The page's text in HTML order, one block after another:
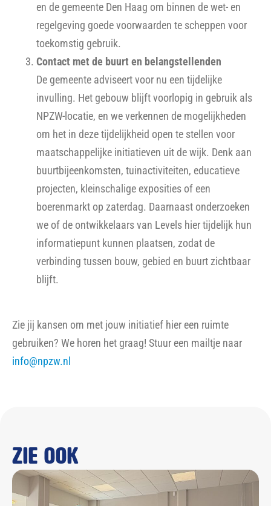
en de gemeente Den Haag om binnen de wet- en
regelgeving goede voorwaarden te scheppen voor
toekomstig gebruik.
Contact met de buurt en belangstellenden
De gemeente adviseert voor nu een tijdelijke
invulling. Het gebouw blijft voorlopig in gebruik als
NPZW-locatie, en we verkennen de mogelijkheden
om het in deze tijdelijkheid open te stellen voor
maatschappelijke initiatieven uit de wijk. Denk aan
buurtbijeenkomsten, tuinactiviteiten, educatieve
projecten, kleinschalige exposities of een
boerenmarkt op zaterdag. Daarnaast onderzoeken
we of de ontwikkelaars van Levels hier tijdelijk hun
informatiepunt kunnen plaatsen, zodat de
verbinding tussen bouw, gebied en buurt zichtbaar
blijft.
Zie jij kansen om met jouw initiatief hier een ruimte
gebruiken? We horen het graag! Stuur een mailtje naar
info@npzw.nl
Zie ook